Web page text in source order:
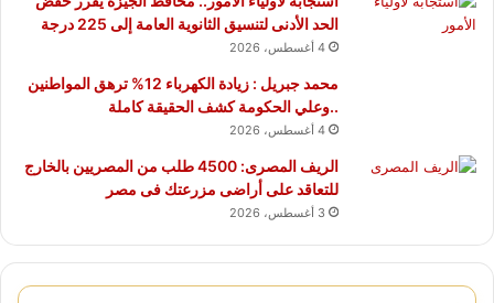
الحد الأدنى لتنسيق الثانوية العامة إلى 225 درجة
4 أغسطس، 2026
محمد جبريل : زيادة الكهرباء 12% ترهق المواطنين
..وعلي الحكومة كشف الحقيقة كاملة
4 أغسطس، 2026
الريف المصرى: 4500 طلب من المصريين بالخارج
للتعاقد على أراضى مزرعتك فى مصر
3 أغسطس، 2026